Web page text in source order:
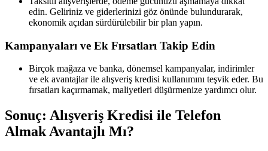
edin. Geliriniz ve giderlerinizi göz önünde bulundurarak,
ekonomik açıdan sürdürülebilir bir plan yapın.
Kampanyaları ve Ek Fırsatları Takip Edin
Birçok mağaza ve banka, dönemsel kampanyalar, indirimler
ve ek avantajlar ile alışveriş kredisi kullanımını teşvik eder. Bu
fırsatları kaçırmamak, maliyetleri düşürmenize yardımcı olur.
Sonuç: Alışveriş Kredisi ile Telefon
Almak Avantajlı Mı?